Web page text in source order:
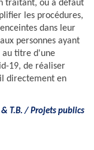
traitant, ou à défaut
les procédures,
dans leur
personnes ayant
au titre d'une
19, de réaliser
directement en
T.B. / Projets publics